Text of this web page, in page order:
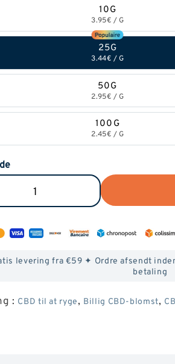
10G
3.95€ /G
25G
3.44€ /G
50G
2.95€ /G
100G
2.45€ /G
ØG
af
CBD
levering fra €59 ✦ Ordre afsendt
betaling
: CBD til at ryge, Billig CBD-blomst,